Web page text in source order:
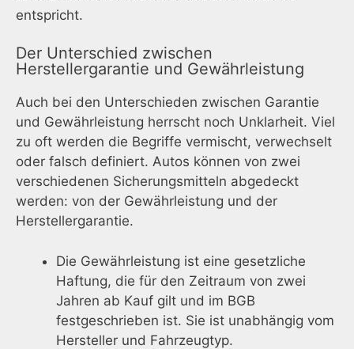
entspricht.
Der Unterschied zwischen
Herstellergarantie und Gewährleistung
Auch bei den Unterschieden zwischen Garantie
und Gewährleistung herrscht noch Unklarheit. Viel
zu oft werden die Begriffe vermischt, verwechselt
oder falsch definiert. Autos können von zwei
verschiedenen Sicherungsmitteln abgedeckt
werden: von der Gewährleistung und der
Herstellergarantie.
Die Gewährleistung ist eine gesetzliche
Haftung, die für den Zeitraum von zwei
Jahren ab Kauf gilt und im BGB
festgeschrieben ist. Sie ist unabhängig vom
Hersteller und Fahrzeugtyp.